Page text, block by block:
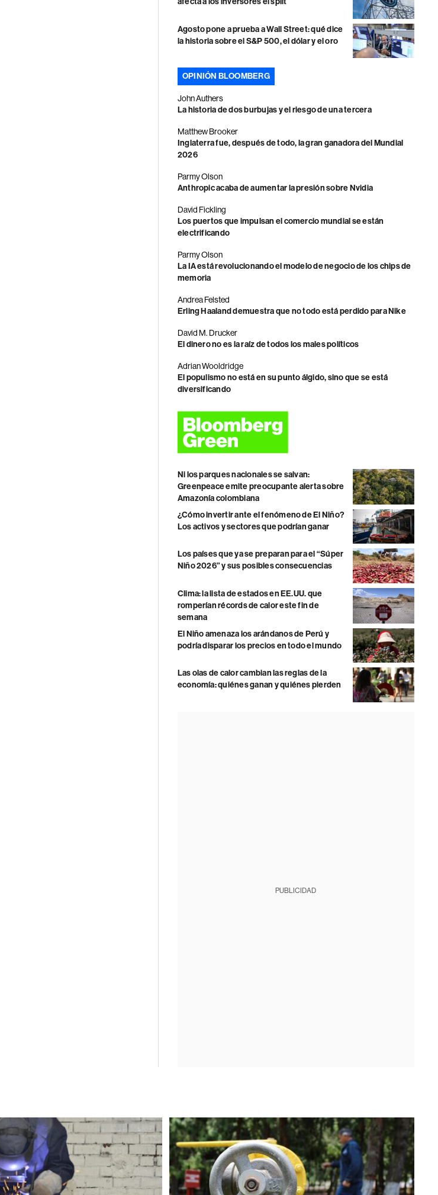
Agosto pone a prueba a Wall Street: qué dice
la historia sobre el S&P 500, el dólar y el oro
OPINIÓN BLOOMBERG
John Authers
La historia de dos burbujas y el riesgo de una tercera
Matthew Brooker
Inglaterra fue, después de todo, la gran ganadora del Mundial
2026
Parmy Olson
Anthropic acaba de aumentar la presión sobre Nvidia
David Fickling
Los puertos que impulsan el comercio mundial se están
electrificando
Parmy Olson
La IA está revolucionando el modelo de negocio de los chips de
memoria
Andrea Felsted
Erling Haaland demuestra que no todo está perdido para Nike
David M. Drucker
El dinero no es la raíz de todos los males políticos
Adrian Wooldridge
El populismo no está en su punto álgido, sino que se está
diversificando
Ni los parques nacionales se salvan:
Greenpeace emite preocupante alerta sobre
Amazonía colombiana
¿Cómo invertir ante el fenómeno de El Niño?
Los activos y sectores que podrían ganar
Los países que ya se preparan para el “Súper
Niño 2026” y sus posibles consecuencias
Clima: la lista de estados en EE.UU. que
romperían récords de calor este fin de
semana
El Niño amenaza los arándanos de Perú y
podría disparar los precios en todo el mundo
Las olas de calor cambian las reglas de la
economía: quiénes ganan y quiénes pierden
PUBLICIDAD